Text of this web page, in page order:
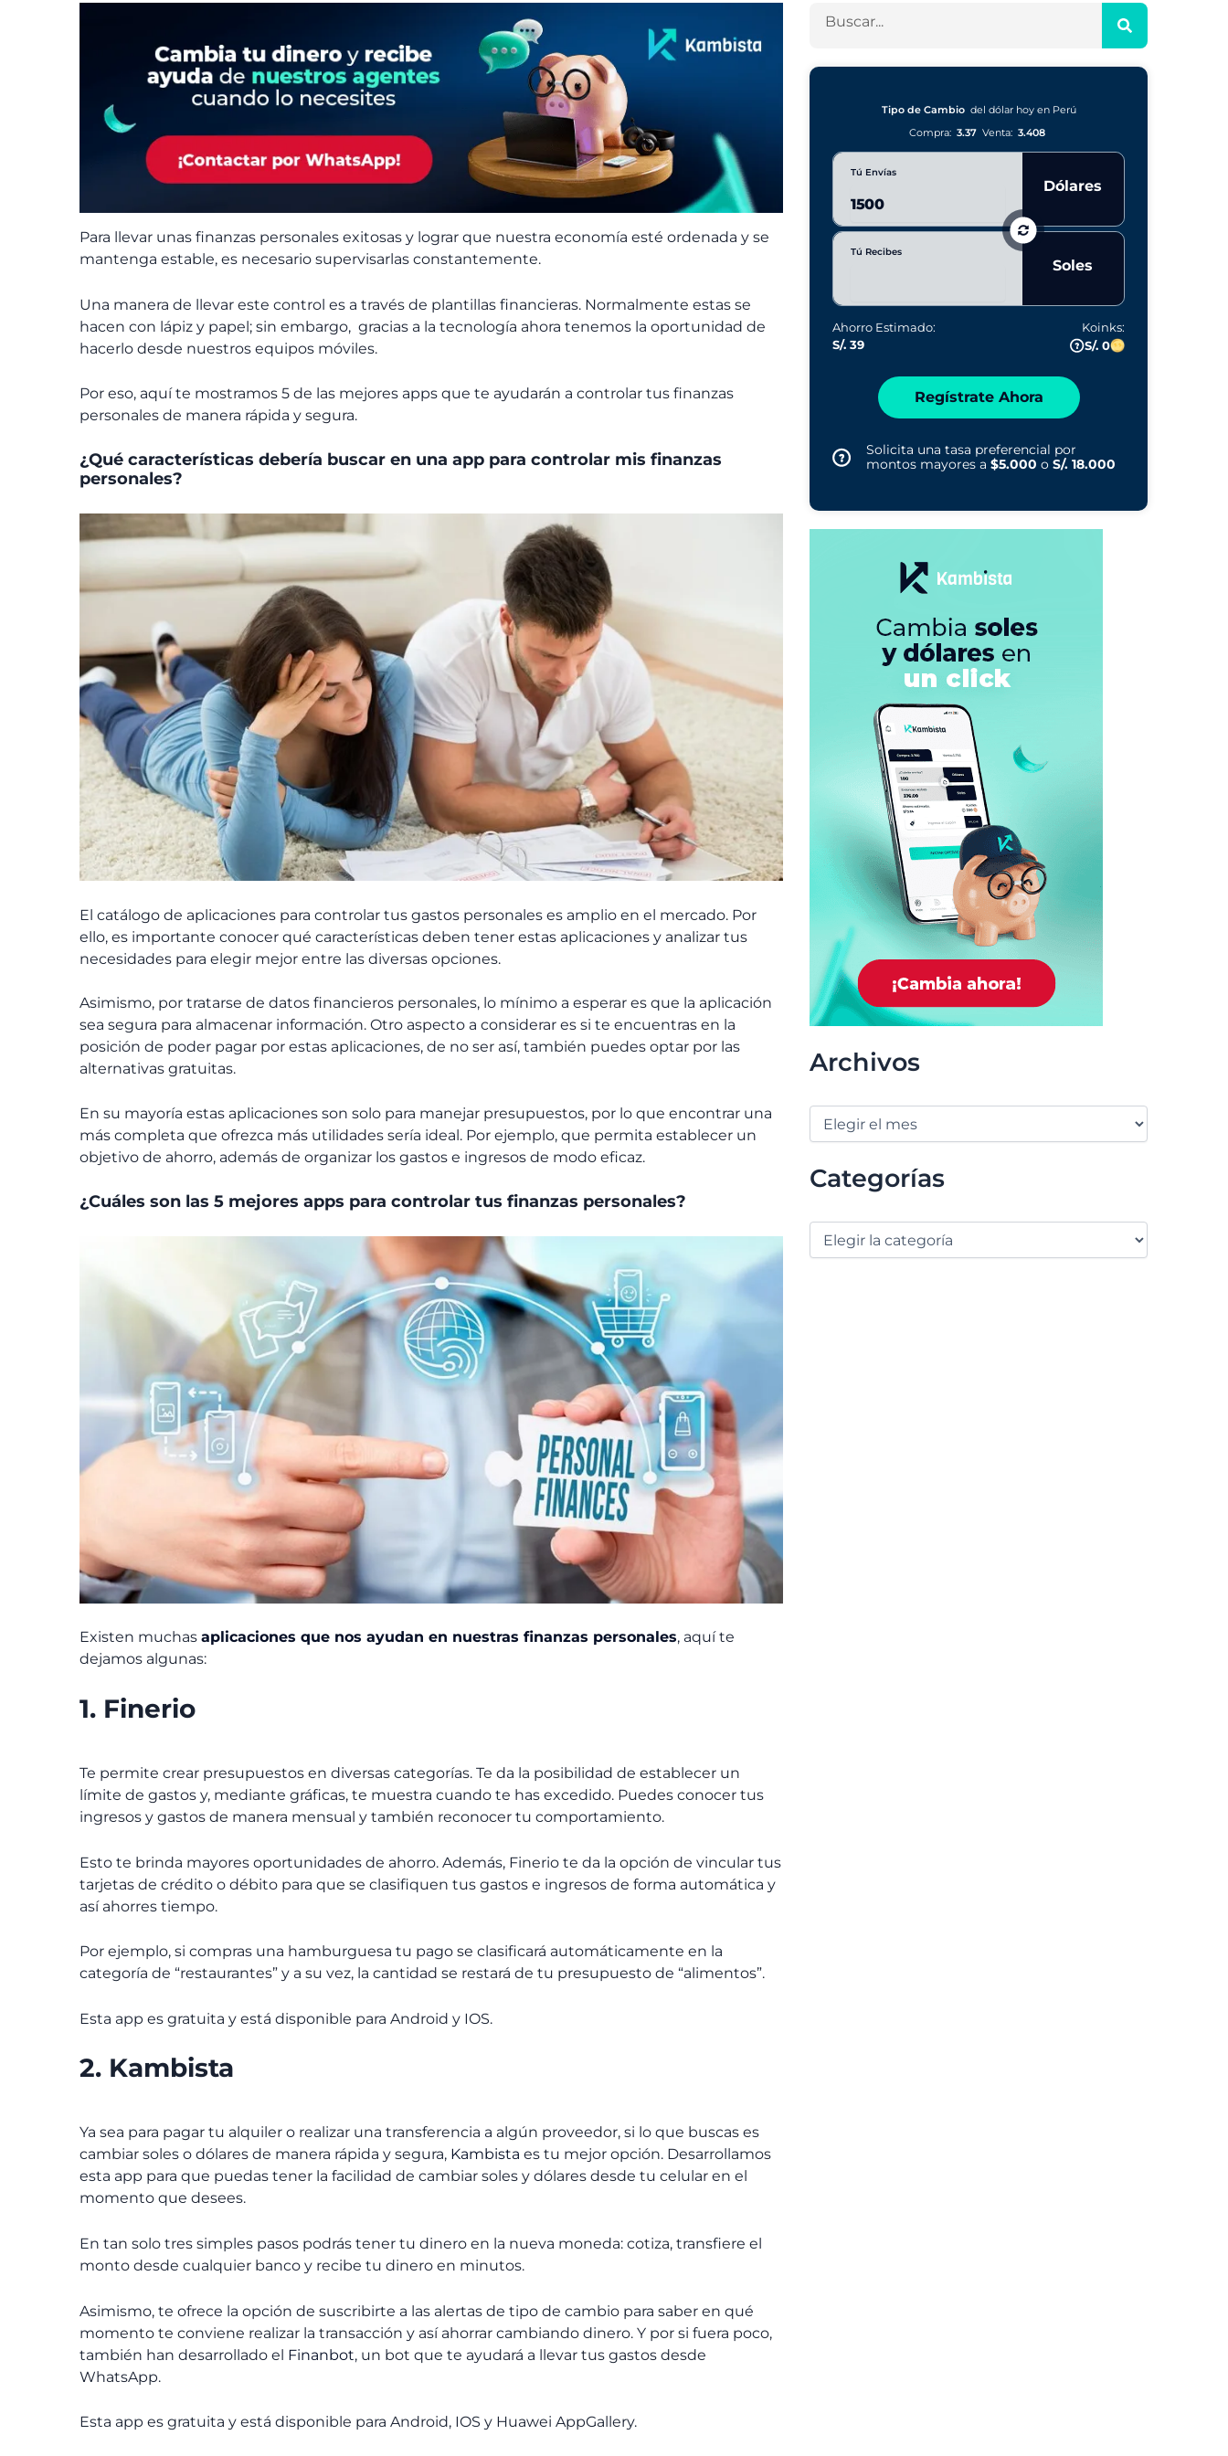
Para llevar unas finanzas personales exitosas y lograr que nuestra economía esté ordenada y se
mantenga estable, es necesario supervisarlas constantemente.
Una manera de llevar este control es a través de plantillas financieras. Normalmente estas se
hacen con lápiz y papel; sin embargo, gracias a la tecnología ahora tenemos la oportunidad de
hacerlo desde nuestros equipos móviles.
Por eso, aquí te mostramos 5 de las mejores apps que te ayudarán a controlar tus finanzas
personales de manera rápida y segura.
¿Qué características debería buscar en una app para controlar mis finanzas
personales?
El catálogo de aplicaciones para controlar tus gastos personales es amplio en el mercado. Por
ello, es importante conocer qué características deben tener estas aplicaciones y analizar tus
necesidades para elegir mejor entre las diversas opciones.
Asimismo, por tratarse de datos financieros personales, lo mínimo a esperar es que la aplicación
sea segura para almacenar información. Otro aspecto a considerar es si te encuentras en la
posición de poder pagar por estas aplicaciones, de no ser así, también puedes optar por las
alternativas gratuitas.
En su mayoría estas aplicaciones son solo para manejar presupuestos, por lo que encontrar una
más completa que ofrezca más utilidades sería ideal. Por ejemplo, que permita establecer un
objetivo de ahorro, además de organizar los gastos e ingresos de modo eficaz.
¿Cuáles son las 5 mejores apps para controlar tus finanzas personales?
Existen muchas aplicaciones que nos ayudan en nuestras finanzas personales, aquí te
dejamos algunas:
1. Finerio
Te permite crear presupuestos en diversas categorías. Te da la posibilidad de establecer un
límite de gastos y, mediante gráficas, te muestra cuando te has excedido. Puedes conocer tus
ingresos y gastos de manera mensual y también reconocer tu comportamiento.
Esto te brinda mayores oportunidades de ahorro. Además, Finerio te da la opción de vincular tus
tarjetas de crédito o débito para que se clasifiquen tus gastos e ingresos de forma automática y
así ahorres tiempo.
Por ejemplo, si compras una hamburguesa tu pago se clasificará automáticamente en la
categoría de “restaurantes” y a su vez, la cantidad se restará de tu presupuesto de “alimentos”.
Esta app es gratuita y está disponible para Android y IOS.
2. Kambista
Ya sea para pagar tu alquiler o realizar una transferencia a algún proveedor, si lo que buscas es
cambiar soles o dólares de manera rápida y segura, Kambista es tu mejor opción. Desarrollamos
esta app para que puedas tener la facilidad de cambiar soles y dólares desde tu celular en el
momento que desees.
En tan solo tres simples pasos podrás tener tu dinero en la nueva moneda: cotiza, transfiere el
monto desde cualquier banco y recibe tu dinero en minutos.
Asimismo, te ofrece la opción de suscribirte a las alertas de tipo de cambio para saber en qué
momento te conviene realizar la transacción y así ahorrar cambiando dinero. Y por si fuera poco,
también han desarrollado el Finanbot, un bot que te ayudará a llevar tus gastos desde
WhatsApp.
Esta app es gratuita y está disponible para Android, IOS y Huawei AppGallery.
c
Tipo de Cambio del dólar hoy en Perú
Compra: 3.37 Venta: 3.408
Tú Envías
Dólares
Tú Recibes
Soles
Ahorro Estimado:
S/. 39
Koinks:
S/. 0
Regístrate Ahora
Solicita una tasa preferencial por
montos mayores a $5.000 o S/. 18.000
Archivos
s
Categorías
í